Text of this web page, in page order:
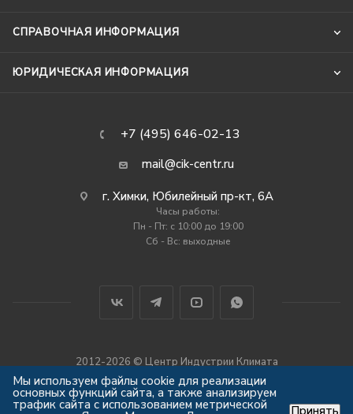
СПРАВОЧНАЯ ИНФОРМАЦИЯ
ЮРИДИЧЕСКАЯ ИНФОРМАЦИЯ
+7 (495) 646-02-13
mail@cik-centr.ru
г. Химки, Юбилейный пр-кт, 6А
Часы работы:
Пн - Пт: c 10:00 до 19:00
Сб - Вс: выходные
2012-2026 © Центр Индустрии Климата
Все права защищены
Мы используем файлы cookie для реализации
основных функций сайта, а также анализируем
трафик сайта с использованием метрической Принять